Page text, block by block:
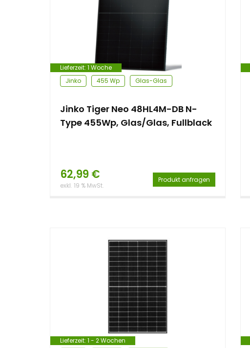
Lieferzeit: 1 Woche
Jinko
455 Wp Glas-Glas
Jinko Tiger Neo 48HL4M-DB N-
Type 455Wp, Glas/Glas, Fullblack
62,99€
exkl. 19 % MwSt.
Produkt anfragen
Lieferzeit: 1 - 2 Wochen